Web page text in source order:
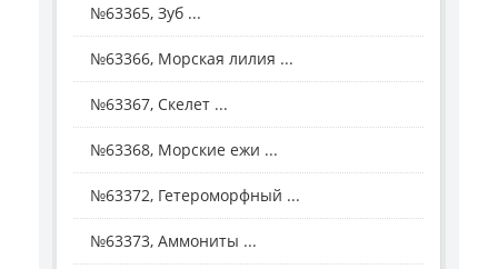
№63365, Зуб ...
№63366, Морская лилия ...
№63367, Скелет ...
№63368, Морские ежи ...
№63372, Гетероморфный ...
№63373, Аммониты ...